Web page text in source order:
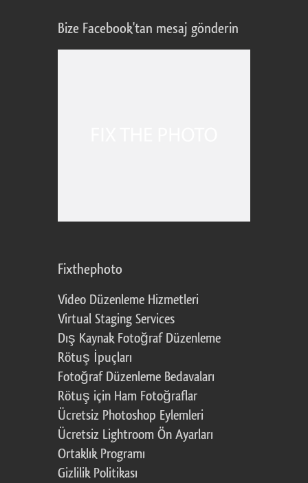
Bize Facebook'tan mesaj gönderin
Fixthephoto
Video Düzenleme Hizmetleri
Virtual Staging Services
Dış Kaynak Fotoğraf Düzenleme
Rötuş İpuçları
Fotoğraf Düzenleme Bedavaları
Rötuş için Ham Fotoğraflar
Ücretsiz Photoshop Eylemleri
Ücretsiz Lightroom Ön Ayarları
Ortaklık Programı
Gizlilik Politikası